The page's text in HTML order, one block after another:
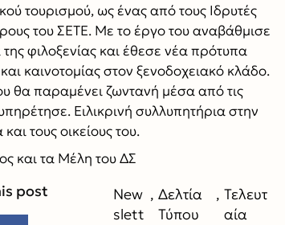
τουρισμού, ως ένας από τους Ιδρυτές
του ΣΕΤΕ. Με το έργο του αναβάθμισε
της φιλοξενίας και έθεσε νέα πρότυπα
καινοτομίας στον ξενοδοχειακό κλάδο.
θα παραμένει ζωντανή μέσα από τις
Ειλικρινή συλλυπητήρια στην
και τους οικείους του.
και τα Μέλη του ΔΣ
post
New
slett
, Δελτία
Τύπου
, Τελευτ
αία